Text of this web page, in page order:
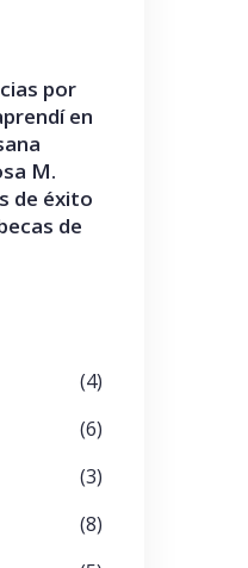
por
en
M.
de éxito
de
(4)
(6)
(3)
(8)